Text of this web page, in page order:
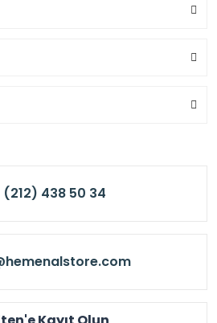
(212) 438 50 34